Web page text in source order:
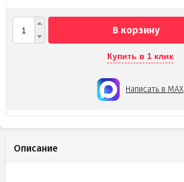
В корзину
Купить в 1 клик
Написать в MAX
Описание